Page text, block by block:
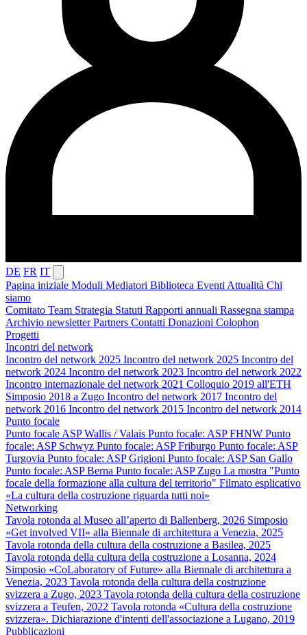
DE FR IT
Pagina iniziale Moduli Mediatori Biblioteca Eventi Attualità Chi
siamo
Comitato Team Strategia Statuti Rapporti annuali Rassegna stampa
Archivio newsletterPartners Contatti Donazioni Colophon
Progetti
Incontri del network
Incontro del network 2025 Incontro del network 2025 Incontro del
network 2024 Incontro del network 2023 Incontro del network 2022
Incontro internazionale del network 2021 Colloquio 2019 all'ETH
Simposio 2018 a Zugo Incontro del network 2017 Incontro del
network 2016 Incontro del network 2015 Incontro del network 2014
Punto focale
Punto focale ASP Wallis / Valais Punto focale: ASP FHNW Punto
focale: ASP Schwyz Punto focale: ASP Friburgo Punto focale: ASP
Turgovia Punto focale: ASP Grigioni Punto focale: ASP San Gallo
Punto focale: ASP Berna Punto focale: ASP Zugo La mostra "Punto
focale della formazione alla cultura del territorio" Filmato esplicativo
«La cultura della costruzione riguarda tutti noi»
Networking
Tavola rotonda al Museo all’aperto di Ballenberg, 2026 Simposio
«Get involved VII» alla Biennale di architettura a Venezia, 2025
Tavola rotonda della cultura della costruzione a Basilea, 2025
Tavola rotonda della cultura della costruzione a Losanna, 2024
Simposio «CoLaboratory of Future» alla Biennale di architettura a
Venezia, 2023 Tavola rotonda della cultura della costruzione
svizzera a Zugo, 2023 Tavola rotonda della cultura della costruzione
svizzera a Teufen, 2022 Tavola rotonda «Cultura della costruzione
svizzera». Dichiarazione d'intenti dell'associazione a Lugano, 2019
Pubblicazioni